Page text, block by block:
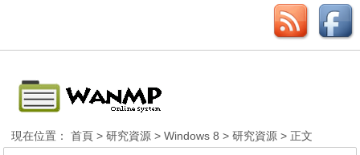
現在位置：首頁 >研究資源 >Windows 8 >研究資源 > 正文